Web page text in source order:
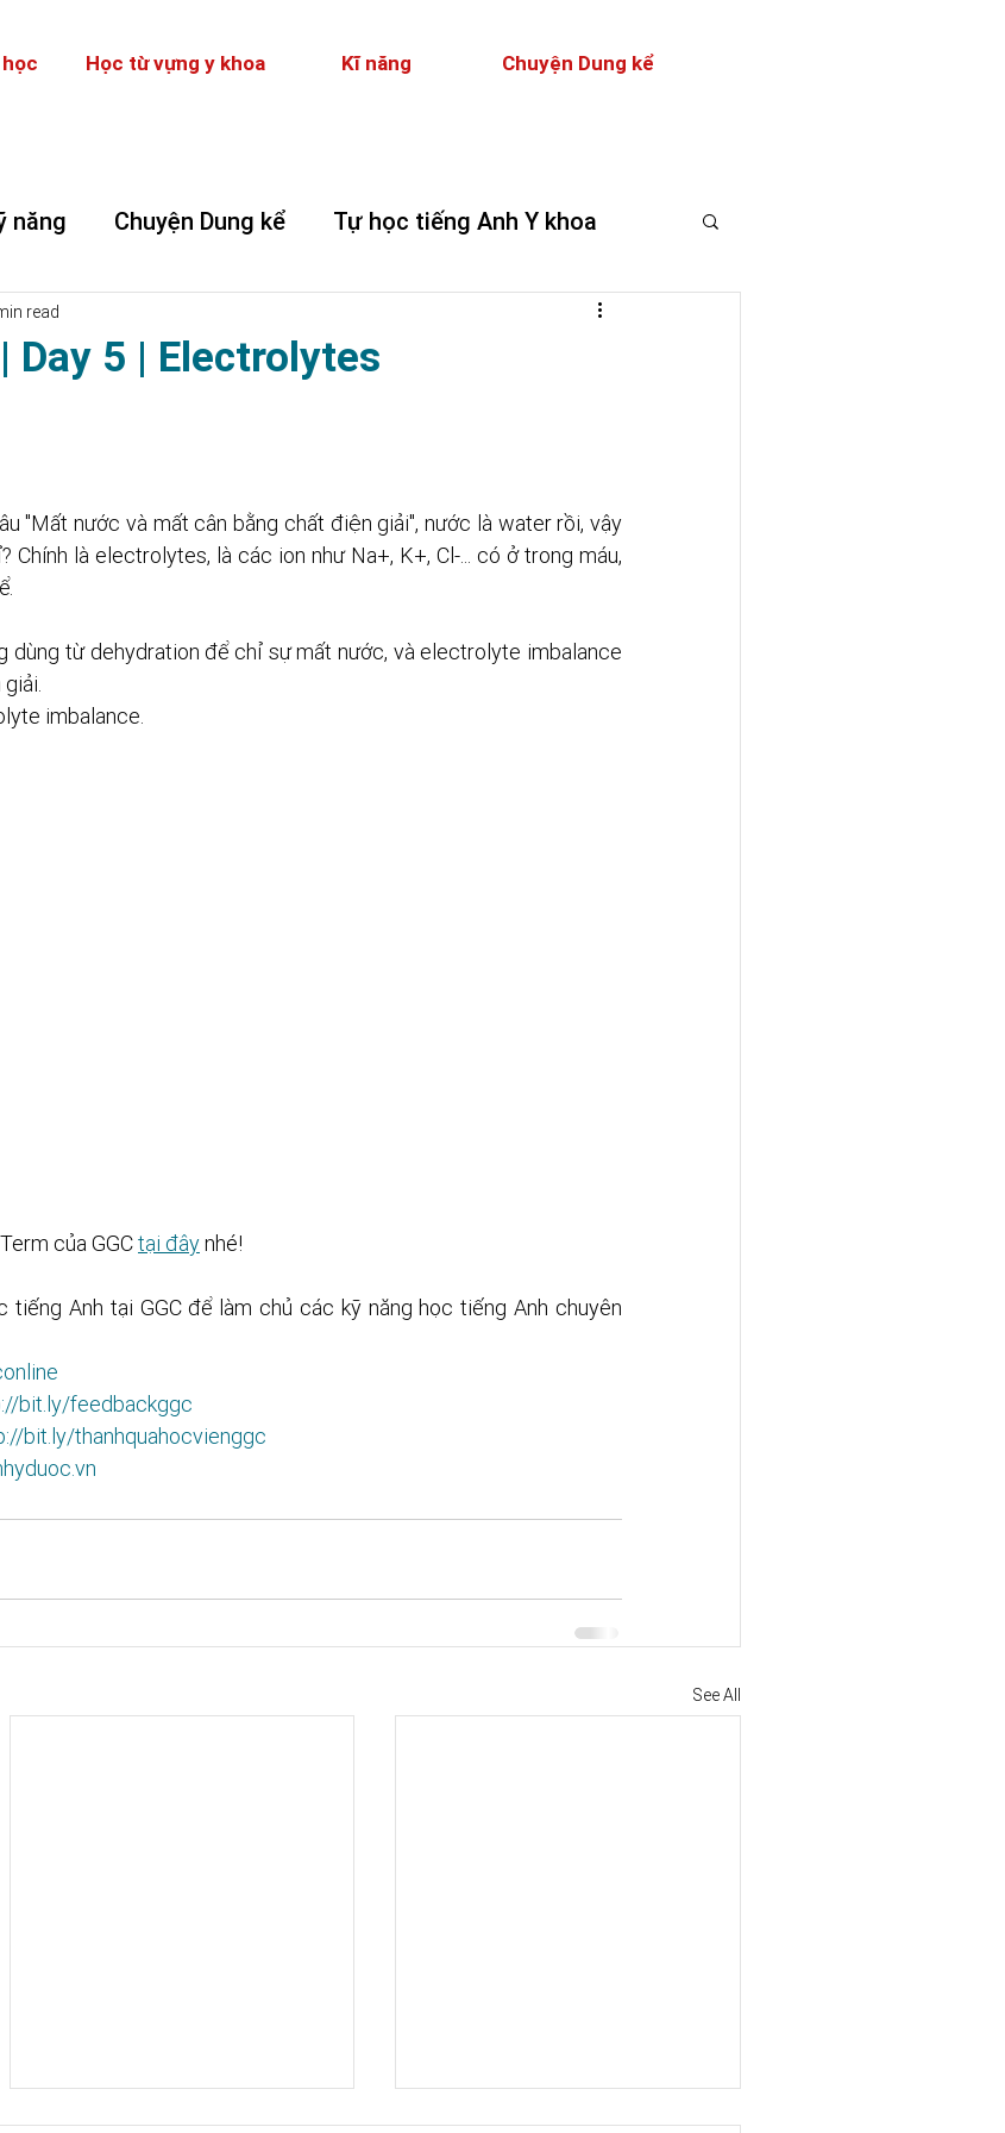
Học từ vựng y khoa Kĩ năng Chuyện Dung kể
năng Chuyện Dung kể Tự học tiếng Anh Y khoa
Day 5 | Electrolytes
read
"Mất nước và mất cân bằng chất điện giải", nước là water rồi, vậy
Chính là electrolytes, là các ion như Na+, K+, Cl-... có ở trong máu,
dùng từ dehydration để chỉ sự mất nước, và electrolyte imbalance
imbalance.
của GGC tại đây nhé!
tiếng Anh tại GGC để làm chủ các kỹ năng học tiếng Anh chuyên
bit.ly/feedbackggc
bit.ly/thanhquahocvienggc
See All